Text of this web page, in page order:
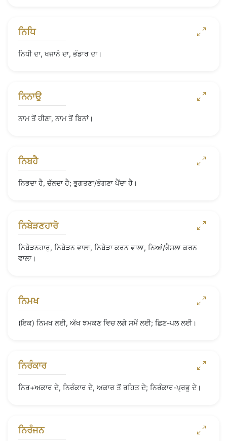
ਨਿਧਿ
ਨਿਧੀ ਦਾ, ਖਜਾਨੇ ਦਾ, ਭੰਡਾਰ ਦਾ।
ਨਿਨਾਉ
ਨਾਮ ਤੋਂ ਹੀਣਾ, ਨਾਮ ਤੋਂ ਬਿਨਾਂ।
ਨਿਬਹੈ
ਨਿਭਦਾ ਹੈ, ਚੱਲਦਾ ਹੈ; ਭੁਗਤਣਾ/ਭੋਗਣਾ ਪੈਂਦਾ ਹੈ।
ਨਿਬੇੜਣਹਾਰੋ
ਨਿਬੇੜਨਹਾਰੁ, ਨਿਬੇੜਨ ਵਾਲਾ, ਨਿਬੇੜਾ ਕਰਨ ਵਾਲਾ, ਨਿਆਂ/ਫੈਸਲਾ ਕਰਨ
ਵਾਲਾ।
ਨਿਮਖ
(ਇਕ) ਨਿਮਖ ਲਈ, ਅੱਖ ਝਮਕਣ ਵਿਚ ਲਗੇ ਸਮੇਂ ਲਈ; ਛਿਣ-ਪਲ ਲਈ।
ਨਿਰੰਕਾਰ
ਨਿਰ+ਅਕਾਰ ਦੇ, ਨਿਰੰਕਾਰ ਦੇ, ਅਕਾਰ ਤੋਂ ਰਹਿਤ ਦੇ; ਨਿਰੰਕਾਰ-ਪ੍ਰਭੂ ਦੇ।
ਨਿਰੰਜਨ